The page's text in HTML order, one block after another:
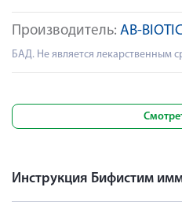
Производитель: AB-
БАД. Не является лекарственным
Инструкция Бифистим